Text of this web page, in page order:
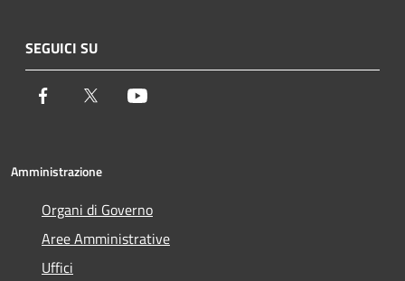
SEGUICI SU
Facebook Twitter
Amministrazione
Organi di Governo
Aree Amministrative
Uffici